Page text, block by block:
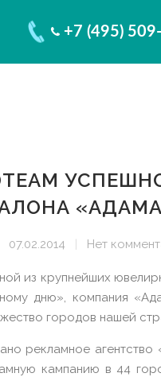
+7 (495)
07.02.2014 Нет
из крупнейших
дню», компания
городов нашей
рекламное
кампанию в 44